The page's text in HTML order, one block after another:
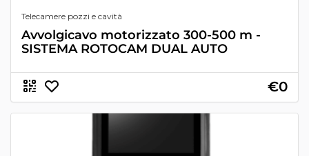
Telecamere pozzi e cavità
Avvolgicavo motorizzato 300-500 m -
SISTEMA ROTOCAM DUAL AUTO
€0